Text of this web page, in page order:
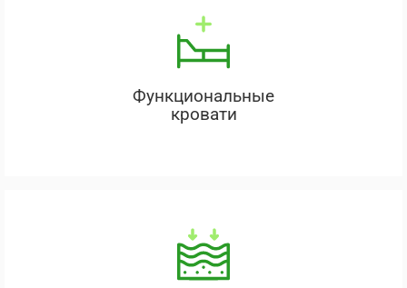
Функциональные
кровати